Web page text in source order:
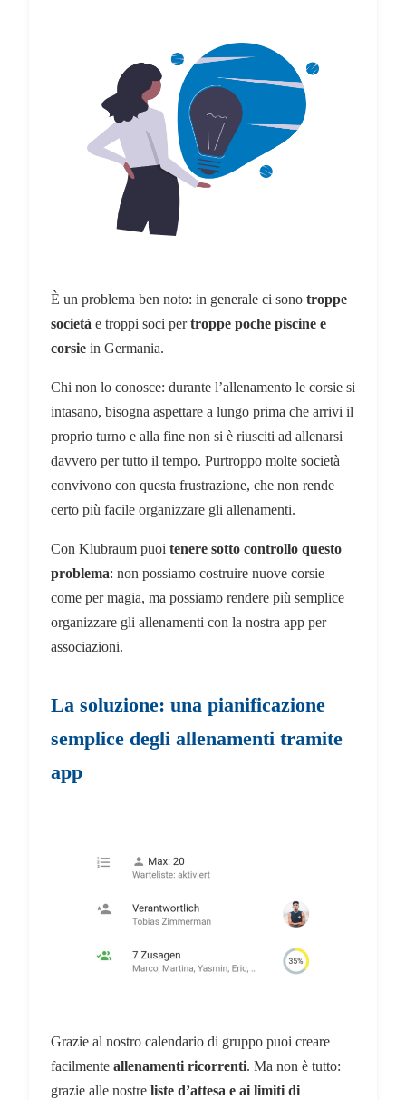
È un problema ben noto: in generale ci sono troppe
società e troppi soci pertroppe poche piscine e
corsie in Germania.
Chi non lo conosce: durante l’allenamento le corsie si
intasano, bisogna aspettare a lungo prima che arrivi il
proprio turno e alla fine non si è riusciti ad allenarsi
davvero per tutto il tempo. Purtroppo molte società
convivono con questa frustrazione, che non rende
certo più facile organizzare gli allenamenti.
Con Klubraum puoi tenere sotto controllo questo
problema: non possiamo costruire nuove corsie
come per magia, ma possiamo rendere più semplice
organizzare gli allenamenti con la nostra app per
associazioni.
La soluzione: una pianificazione
semplice degli allenamenti tramite
app
Grazie al nostro calendario di gruppo puoi creare
facilmente allenamenti ricorrenti. Ma non è tutto:
grazie alle nostre liste d’attesa e ai limiti di